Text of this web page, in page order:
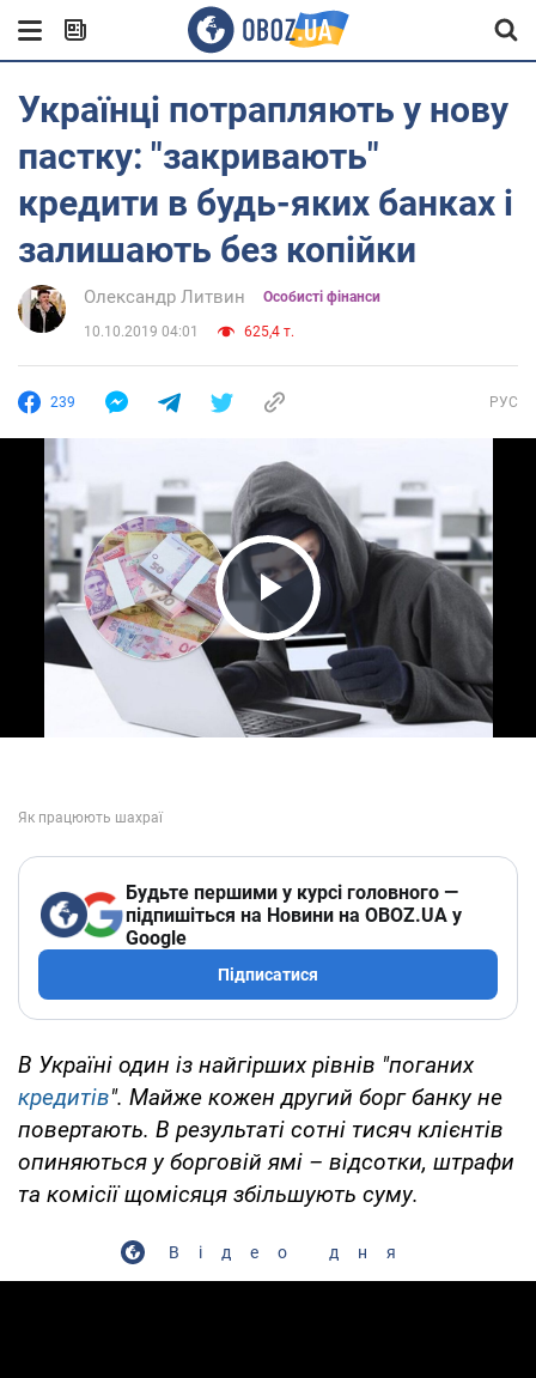
Українці потрапляють у нову
пастку: "закривають"
кредити в будь-яких банках і
залишають без копійки
Олександр Литвин Особисті фінанси
10.10.2019 04:01 625,4 т.
239 РУС
Play Video
Будьте першими у курсі головного —
підпишіться на Новини на OBOZ.UA у
Google
Підписатися
В Україні один із найгірших рівнів "поганих
кредитів". Майже кожен другий борг банку не
повертають. В результаті сотні тисяч клієнтів
опиняються у борговій ямі – відсотки, штрафи
та комісії щомісяця збільшують суму.
Відео дня